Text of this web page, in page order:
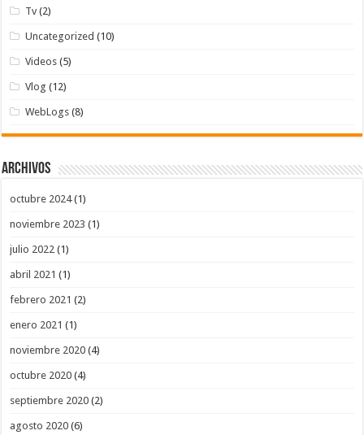
Tv (2)
Uncategorized (10)
Videos (5)
Vlog (12)
WebLogs (8)
Archivos
octubre 2024(1)
noviembre 2023 (1)
julio 2022 (1)
abril 2021 (1)
febrero 2021 (2)
enero 2021 (1)
noviembre 2020 (4)
octubre 2020 (4)
septiembre 2020 (2)
agosto 2020 (6)